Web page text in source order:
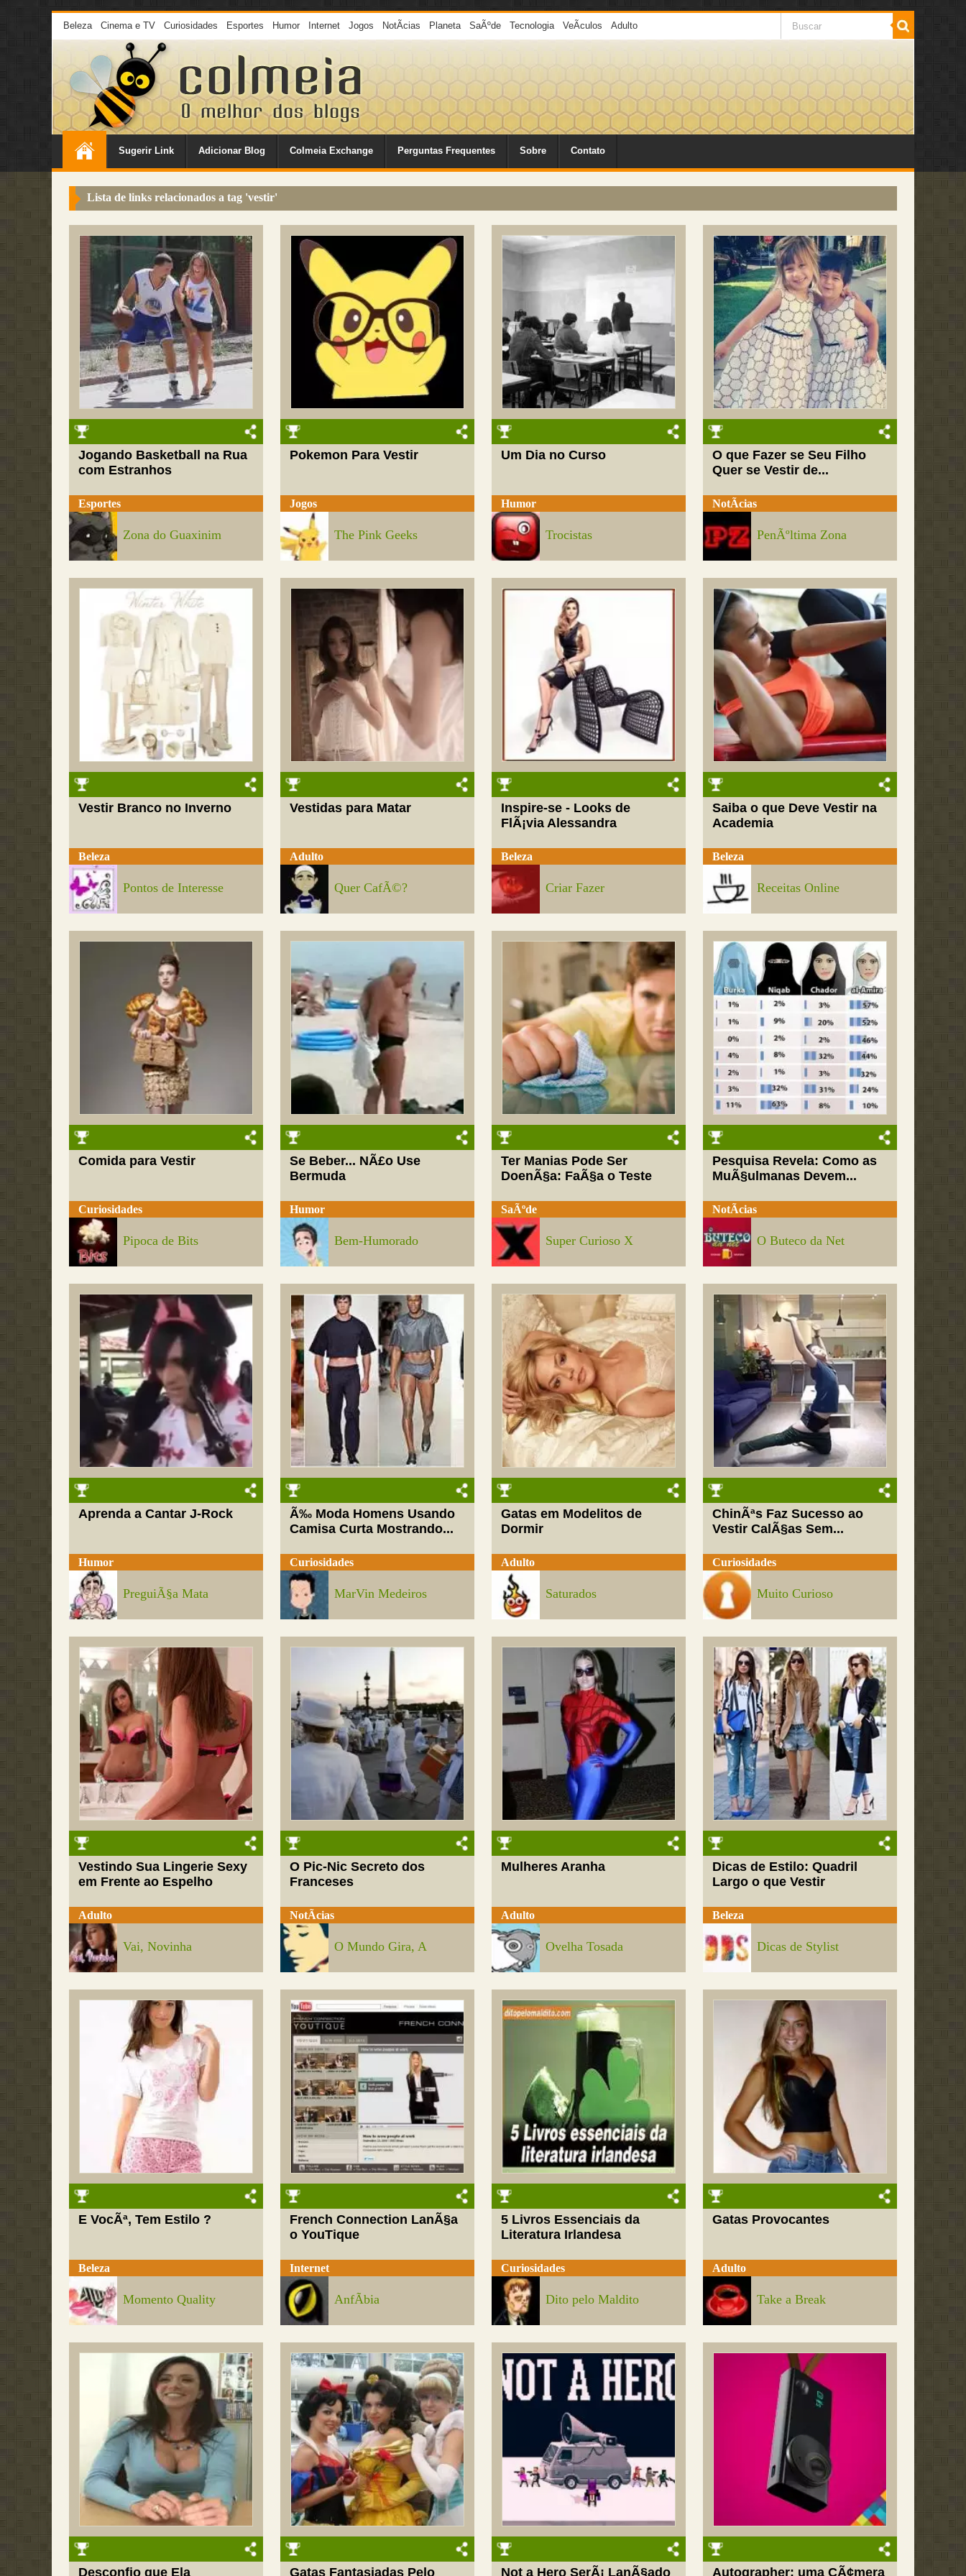
Beleza Cinema e TV Curiosidades Esportes Humor Internet Jogos NotÃ­cias Planeta SaÃºde Tecnologia VeÃ­culos Adulto
Sugerir Link Adicionar Blog Colmeia Exchange Perguntas Frequentes Sobre Contato
Lista de links relacionados a tag 'vestir'
Jogando Basketball na Rua
com Estranhos
Esportes
Zona do Guaxinim
Pokemon Para Vestir
Jogos
The Pink Geeks
Um Dia no Curso
Humor
Trocistas
O que Fazer se Seu Filho
Quer se Vestir de...
NotÃ­cias
PenÃºltima Zona
Vestir Branco no Inverno
Beleza
Pontos de Interesse
Vestidas para Matar
Adulto
Quer CafÃ©?
Inspire-se - Looks de
FlÃ¡via Alessandra
Beleza
Criar Fazer
Saiba o que Deve Vestir na
Academia
Beleza
Receitas Online
Comida para Vestir
Curiosidades
Pipoca de Bits
Se Beber... NÃ£o Use
Bermuda
Humor
Bem-Humorado
Ter Manias Pode Ser
DoenÃ§a: FaÃ§a o Teste
SaÃºde
Super Curioso X
Pesquisa Revela: Como as
MuÃ§ulmanas Devem...
NotÃ­cias
O Buteco da Net
Aprenda a Cantar J-Rock
Humor
PreguiÃ§a Mata
Ã‰ Moda Homens Usando
Camisa Curta Mostrando...
Curiosidades
MarVin Medeiros
Gatas em Modelitos de
Dormir
Adulto
Saturados
ChinÃªs Faz Sucesso ao
Vestir CalÃ§as Sem...
Curiosidades
Muito Curioso
Vestindo Sua Lingerie Sexy
em Frente ao Espelho
Adulto
Vai, Novinha
O Pic-Nic Secreto dos
Franceses
NotÃ­cias
O Mundo Gira, A
Mulheres Aranha
Adulto
Ovelha Tosada
Dicas de Estilo: Quadril
Largo o que Vestir
Beleza
Dicas de Stylist
E VocÃª, Tem Estilo ?
Beleza
Momento Quality
French Connection LanÃ§a
o YouTique
Internet
AnfÃ­bia
5 Livros Essenciais da
Literatura Irlandesa
Curiosidades
Dito pelo Maldito
Gatas Provocantes
Adulto
Take a Break
Desconfio que Ela Gatas Fantasiadas Pelo Not a Hero SerÃ¡ LanÃ§ado Autographer: uma CÃ¢mera